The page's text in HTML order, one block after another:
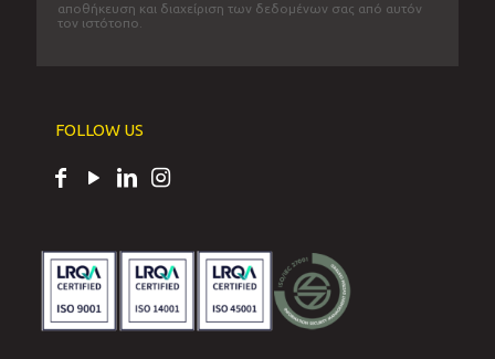
αποθήκευση και διαχείριση των δεδομένων σας από αυτόν
τον ιστότοπο.
FOLLOW US